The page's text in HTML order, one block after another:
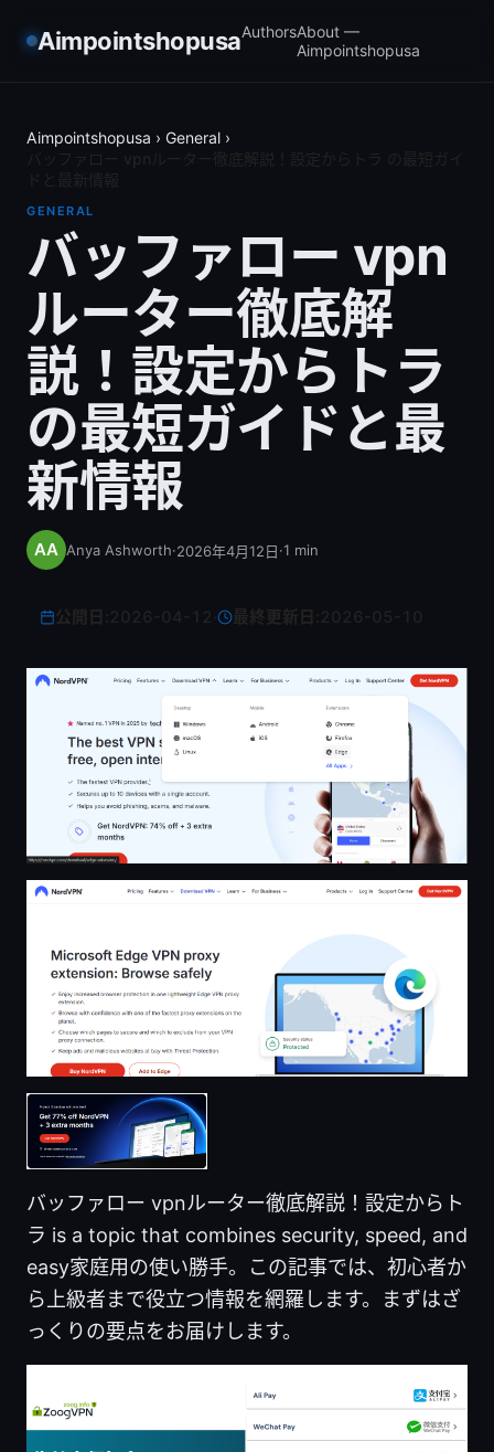
AimpointshopusaAuthorsAbout —
Aimpointshopusa
Aimpointshopusa › General ›
GENERAL
バッファロー vpn
ルーター徹底解
説！設定からトラ
の最短ガイドと最
新情報
Anya Ashworth·2026年4月12日·1 min
最終更新日:
バッファロー vpnルーター徹底解説！設定からト
ラ is a topic that combines security, speed, and
easy家庭用の使い勝手。この記事では、初心者か
ら上級者まで役立つ情報を網羅します。まずはざ
っくりの要点をお届けします。